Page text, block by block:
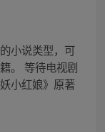
小说类型，可
。 等待电视剧
小红娘》原著